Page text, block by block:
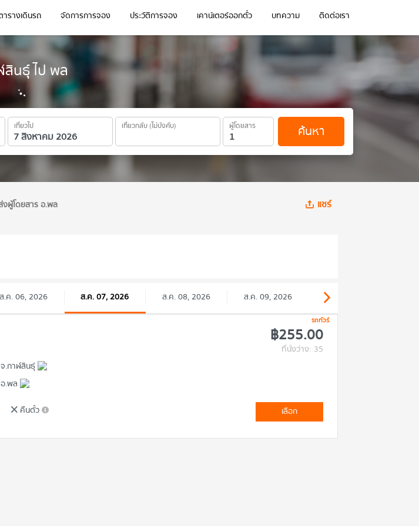
นธุ์ ไป พล
เที่ยวไป เที่ยวกลับ (ไม่บังคับ) ผู้โดยสาร ค้นหา
ารางเดินรถ จัดการการจอง ประวัติการจอง เคาน์เตอร์ออกตั๋ว บทความ ติดต่อเรา
ผู้โดยสาร อ.พล
แชร์
ส.ค. 06, 2026 ส.ค. 07, 2026 ส.ค. 08, 2026 ส.ค. 09, 2026
รถทัวร์
฿255.00
ที่นั่งว่าง: 35
.กาฬสินธุ์
.พล
คืนตั๋ว เลือก